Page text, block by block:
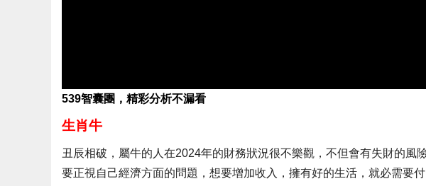
539智囊團，精彩分析不漏看
生肖牛
丑辰相破，屬牛的人在2024年的財務狀況很不樂觀，不但會有失財的風
要正視自己經濟方面的問題，想要增加收入，擁有好的生活，就必需要